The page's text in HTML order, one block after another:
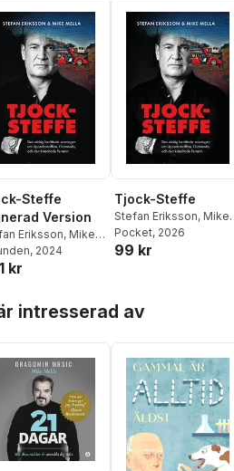
röster:
Steffe
Version
Eriksson, Mike
, 2024
kr
Tjock-Steffe
Stefan Eriksson, Mike
Mella
Pocket, 2026
99 kr
intresserad av